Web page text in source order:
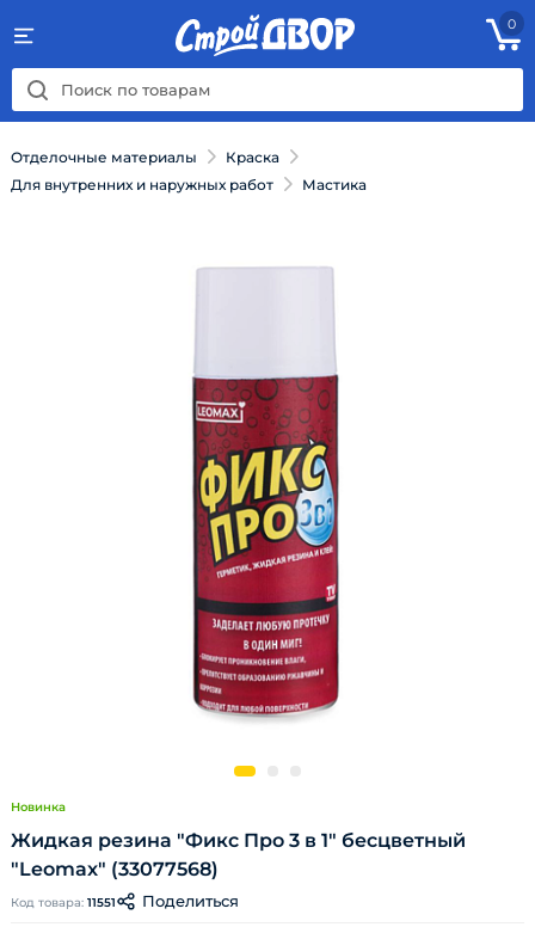
0
Отделочные материалы
Краска
Для внутренних и наружных работ
Мастика
Новинка
Жидкая резина "Фикс Про 3 в 1" бесцветный
"Leomax" (33077568)
Код товара: 11551 Поделиться